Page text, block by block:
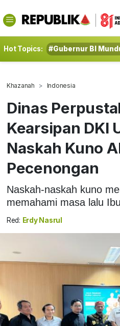
Hot Topics: #Gubernur BI
Khazanah Indonesia
Dinas
Kearsipan DKI
Naskah Kuno
Pecenongan
Naskah-naskah kuno
memahami masa lalu
Red: Erdy Nasrul